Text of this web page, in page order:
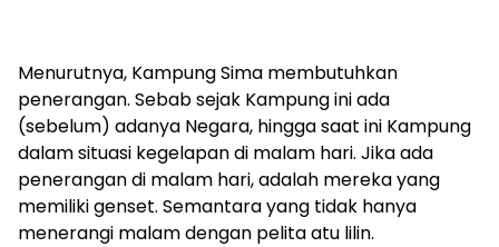
Menurutnya, Kampung Sima membutuhkan
penerangan. Sebab sejak Kampung ini ada
(sebelum) adanya Negara, hingga saat ini Kampung
dalam situasi kegelapan di malam hari. Jika ada
penerangan di malam hari, adalah mereka yang
memiliki genset. Semantara yang tidak hanya
menerangi malam dengan pelita atu lilin.